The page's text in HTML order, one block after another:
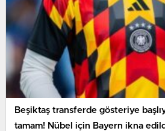
Beşiktaş transferde gösteriye
tamam! Nübel için Bayern ikna